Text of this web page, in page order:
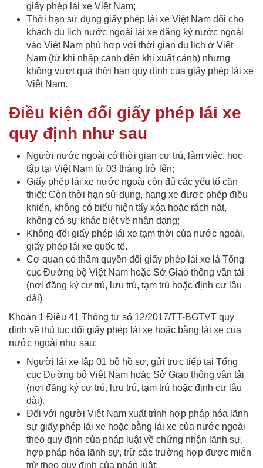
giấy phép lái xe Việt Nam;
Thời hạn sử dụng giấy phép lái xe Việt Nam đổi cho
khách du lịch nước ngoài lái xe đăng ký nước ngoài
vào Việt Nam phù hợp với thời gian du lịch ở Việt
Nam (từ khi nhập cảnh đến khi xuất cảnh) nhưng
không vượt quá thời hạn quy định của giấy phép lái xe
Việt Nam.
Điều kiện đổi giấy phép lái xe
quy định như sau
Người nước ngoài có thời gian cư trú, làm việc, học
tập tại Việt Nam từ 03 tháng trở lên;
Giấy phép lái xe nước ngoài còn đủ các yếu tố cần
thiết: Còn thời hạn sử dụng, hạng xe được phép điều
khiển, không có biểu hiện tẩy xóa hoặc rách nát,
không có sự khác biệt về nhận dạng;
Không đổi giấy phép lái xe tạm thời của nước ngoài,
giấy phép lái xe quốc tế.
Cơ quan có thẩm quyền đổi giấy phép lái xe là Tổng
cục Đường bộ Việt Nam hoặc Sở Giao thông vận tải
(nơi đăng ký cư trú, lưu trú, tạm trú hoặc định cư lâu
dài)
Khoản 1 Điều 41 Thông tư số 12/2017/TT-BGTVT quy
định về thủ tục đổi giấy phép lái xe hoặc bằng lái xe của
nước ngoài như sau:
Người lái xe lập 01 bộ hồ sơ, gửi trực tiếp tại Tổng
cục Đường bộ Việt Nam hoặc Sở Giao thông vận tải
(nơi đăng ký cư trú, lưu trú, tạm trú hoặc định cư lâu
dài).
Đối với người Việt Nam xuất trình hợp pháp hóa lãnh
sự giấy phép lái xe hoặc bằng lái xe của nước ngoài
theo quy định của pháp luật về chứng nhận lãnh sự,
hợp pháp hóa lãnh sự, trừ các trường hợp được miễn
trừ theo quy định của pháp luật;